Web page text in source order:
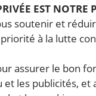
EST NOTRE
soutenir et
à la lutte
assurer le bon
les publicités,